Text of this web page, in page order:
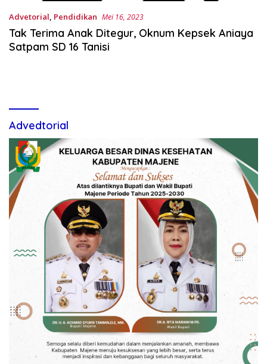
Advetorial, Pendidikan Mei 16, 2023
Tak Terima Anak Ditegur, Oknum Kepsek Aniaya
Satpam SD 16 Tanisi
Advedtorial